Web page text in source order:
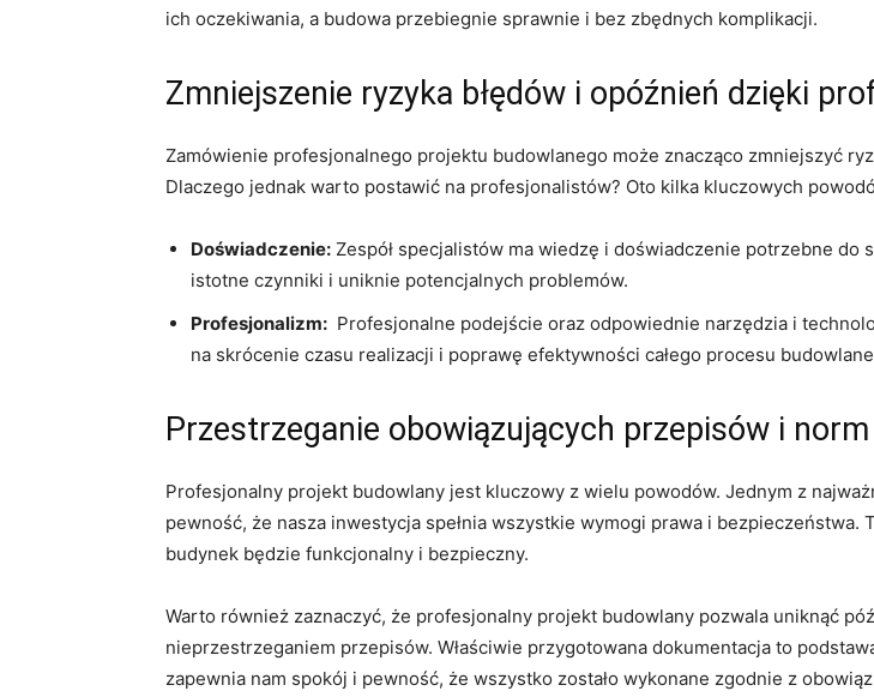
ich oczekiwania, a budowa przebiegnie sprawnie i bez zbędnych komplikacji.
Zmniejszenie ryzyka ⁢błędów i opóźnień dzięki
Zamówienie profesjonalnego ​projektu​ budowlanego ⁢może znacząco ⁣zmniejszyć
Dlaczego jednak ⁤warto​ postawić na profesjonalistów? ​Oto kilka kluczowych
Doświadczenie: Zespół⁣ specjalistów ma wiedzę i doświadczenie potrzebne
istotne⁤ czynniki i uniknie potencjalnych​ problemów.
Profesjonalizm:
Profesjonalne podejście oraz odpowiednie⁢ narzędzia i
na skrócenie ‍czasu realizacji ⁢i poprawę efektywności całego⁢ procesu
Przestrzeganie ⁣obowiązujących‍ przepisów‌ i
Profesjonalny projekt budowlany ‌jest ⁣kluczowy z wielu powodów. Jednym z
pewność, że ⁤nasza inwestycja spełnia wszystkie wymogi​ prawa i
⁣budynek będzie funkcjonalny ‍i bezpieczny.
Warto ⁤również⁢ zaznaczyć, że ⁢profesjonalny projekt budowlany pozwala uniknąć
nieprzestrzeganiem przepisów. Właściwie przygotowana dokumentacja to
zapewnia nam ⁣spokój i pewność, że wszystko zostało wykonane zgodnie ​z